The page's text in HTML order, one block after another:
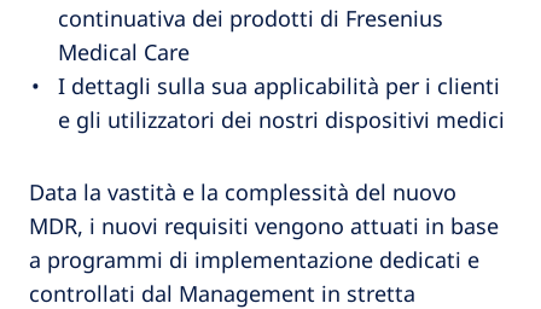
continuativa dei prodotti di Fresenius
Medical Care​
I dettagli sulla sua applicabilità per i clienti
e gli utilizzatori dei nostri dispositivi medici​​
Data la vastità e la complessità del nuovo
MDR, i nuovi requisiti vengono attuati in base
a programmi di implementazione dedicati e
controllati dal Management in stretta